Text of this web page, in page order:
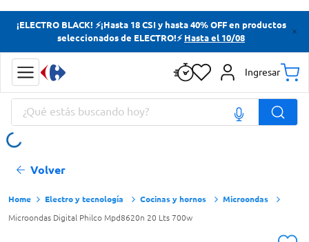
¡ELECTRO BLACK! ⚡¡Hasta 18 CSI y hasta 40% OFF en productos
seleccionados de ELECTRO!⚡ Hasta el 10/08
Ingresar
¿Qué estás buscando hoy?
Volver
Electro y tecnología Cocinas y hornos Microondas
Microondas Digital Philco Mpd8620n 20 Lts 700w
Términos más buscados
Yerba
Cerveza
Doves
Términos más buscados
Cerveza
Doves
Papas Fritas